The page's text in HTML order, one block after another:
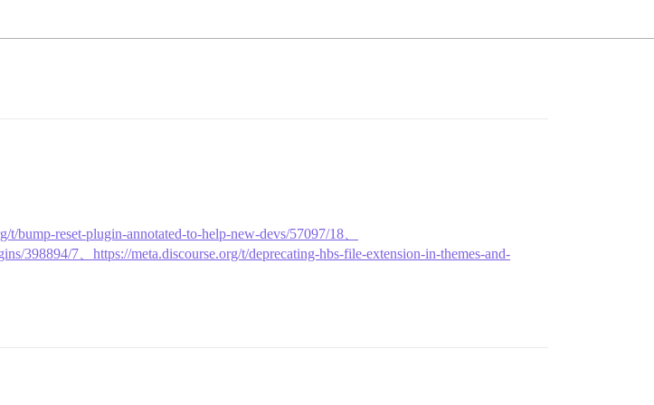
t/bump-reset-plugin-annotated-to-help-new-devs/57097/18、
398894/7、https://meta.discourse.org/t/deprecating-hbs-file-extension-in-themes-and-